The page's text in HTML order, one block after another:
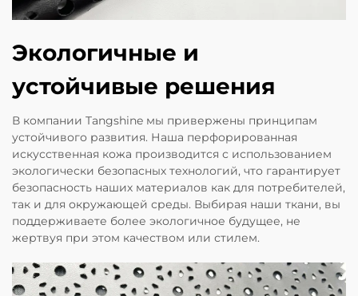
Экологичные и
устойчивые решения
В компании Tangshine мы привержены принципам
устойчивого развития. Наша перфорированная
искусственная кожа производится с использованием
экологически безопасных технологий, что гарантирует
безопасность наших материалов как для потребителей,
так и для окружающей среды. Выбирая наши ткани, вы
поддерживаете более экологичное будущее, не
жертвуя при этом качеством или стилем.